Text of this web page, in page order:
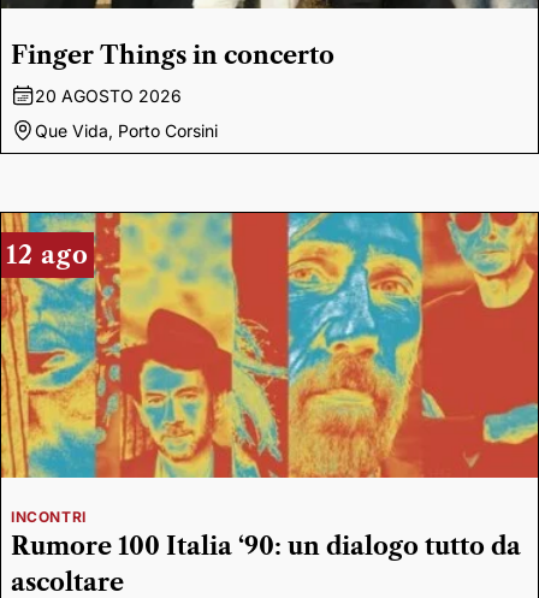
Finger Things in concerto
20 AGOSTO 2026
Que Vida, Porto Corsini
12 ago
INCONTRI
Rumore 100 Italia ‘90: un dialogo tutto da
ascoltare